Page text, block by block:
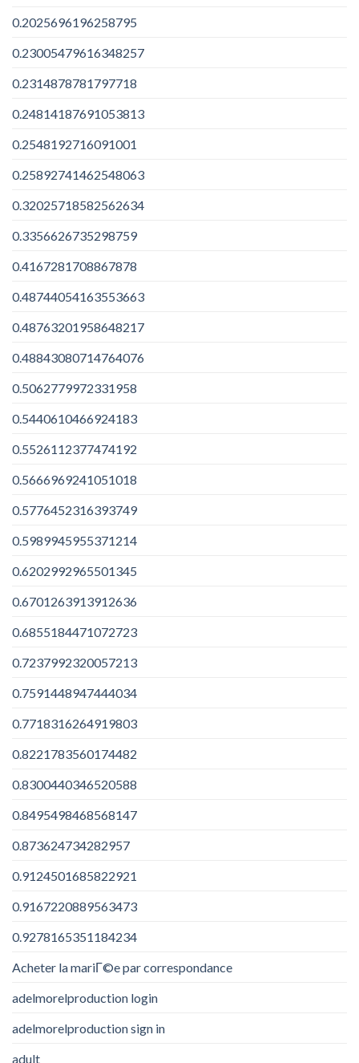
0.2025696196258795
0.23005479616348257
0.2314878781797718
0.24814187691053813
0.2548192716091001
0.25892741462548063
0.32025718582562634
0.3356626735298759
0.4167281708867878
0.48744054163553663
0.48763201958648217
0.48843080714764076
0.5062779972331958
0.5440610466924183
0.5526112377474192
0.5666969241051018
0.5776452316393749
0.5989945955371214
0.6202992965501345
0.6701263913912636
0.6855184471072723
0.7237992320057213
0.7591448947444034
0.7718316264919803
0.8221783560174482
0.8300440346520588
0.8495498468568147
0.873624734282957
0.9124501685822921
0.9167220889563473
0.9278165351184234
Acheter la mariГ©e par correspondance
adelmorelproduction login
adelmorelproduction sign in
adult